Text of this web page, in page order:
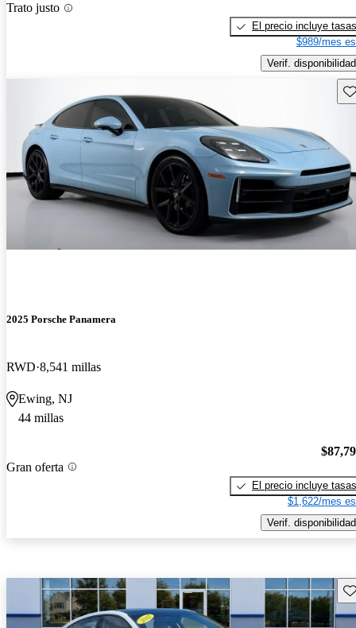
Trato justo
El precio incluye tasas
$989/mes
Verif. disponibilidad
2025 Porsche Panamera
RWD 8,541 millas
Ewing, NJ
44 millas
Gran oferta
El precio incluye tasas
$1,622/mes
Verif. disponibilidad